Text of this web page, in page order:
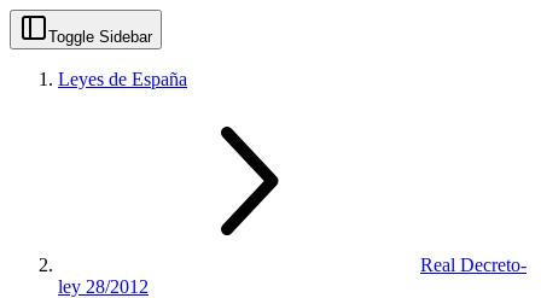
Toggle Sidebar
Leyes de España
Real Decreto-
ley 28/2012